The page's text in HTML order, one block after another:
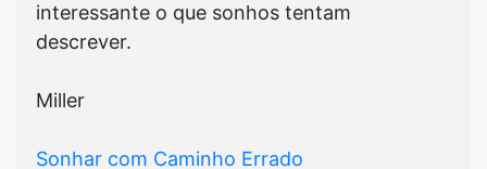
interessante o que sonhos tentam
descrever.
Miller
Sonhar com Caminho Errado